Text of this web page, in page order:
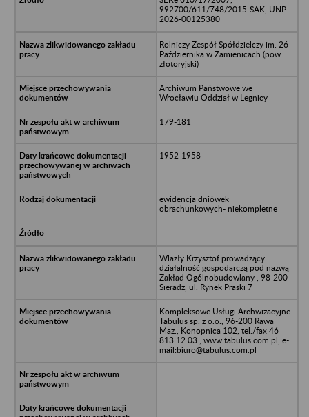
992700/611/748/2015-SAK, UNP
2026-00125380
Rolniczy Zespół Spółdzielczy im. 26
Października w Zamienicach (pow.
złotoryjski)
Archiwum Państwowe we
Wrocławiu Oddział w Legnicy
179-181
1952-1958
ewidencja dniówek
obrachunkowych- niekompletne
Wlazły Krzysztof prowadzący
działalność gospodarczą pod nazwą
Zakład Ogólnobudowlany , 98-200
Sieradz, ul. Rynek Praski 7
Kompleksowe Usługi Archwizacyjne
Tabulus sp. z o.o., 96-200 Rawa
Maz., Konopnica 102, tel./fax 46
813 12 03 , www.tabulus.com.pl, e-
mail:biuro@tabulus.com.pl